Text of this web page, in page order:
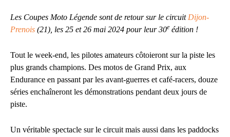
Les Coupes Moto Légende sont de retour sur le circuit Dijon-
Prenois (21), les 25 et 26 mai 2024 pour leur 30e édition !
Tout le week-end, les pilotes amateurs côtoieront sur la piste les
plus grands champions. Des motos de Grand Prix, aux
Endurance en passant par les avant-guerres et café-racers, douze
séries enchaîneront les démonstrations pendant deux jours de
piste.
Un véritable spectacle sur le circuit mais aussi dans les paddocks